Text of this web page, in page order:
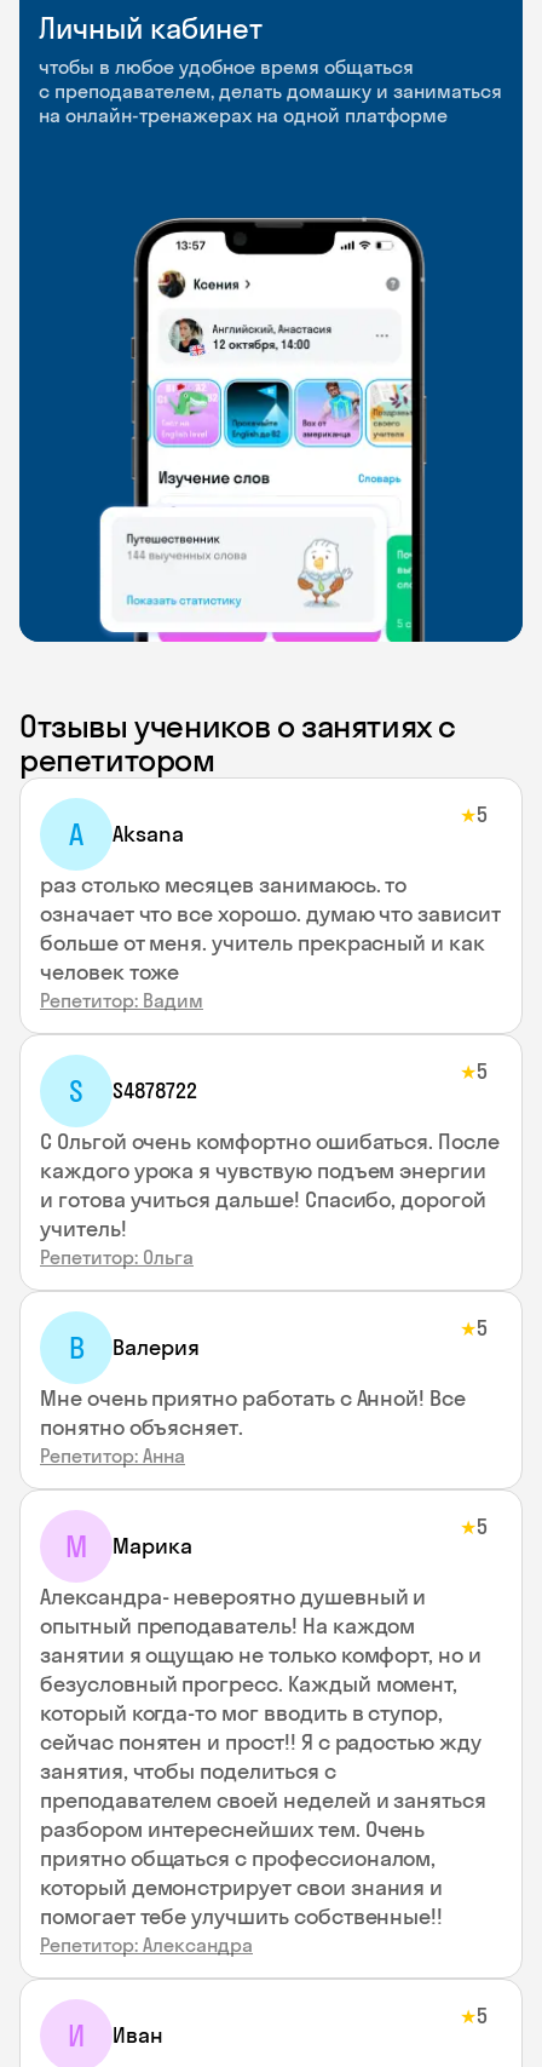
Личный кабинет
чтобы в любое удобное время общаться
с преподавателем, делать домашку и заниматься
на онлайн-тренажерах на одной платформе
Мобильное
приложение
чтобы заниматься и изучать новые слова где
и когда удобно
Разговорные клубы
и Talks
Групповые занятия для разговорной практики
и индивидуальные встречи с преподавателями
Отзывы учеников о занятиях с
репетитором
A Aksana
★5
раз столько месяцев занимаюсь. то
означает что все хорошо. думаю что зависит
больше от меня. учитель прекрасный и как
человек тоже
Репетитор: Вадим
S S4878722
★5
С Ольгой очень комфортно ошибаться. После
каждого урока я чувствую подъем энергии
и готова учиться дальше! Спасибо, дорогой
учитель!
Репетитор: Ольга
В Валерия
★5
Мне очень приятно работать с Анной! Все
понятно объясняет.
Репетитор: Анна
М Марика
★5
Александра- невероятно душевный и
опытный преподаватель! На каждом
занятии я ощущаю не только комфорт, но и
безусловный прогресс. Каждый момент,
который когда-то мог вводить в ступор,
сейчас понятен и прост!! Я с радостью жду
занятия, чтобы поделиться с
преподавателем своей неделей и заняться
разбором интереснейших тем. Очень
приятно общаться с профессионалом,
который демонстрирует свои знания и
помогает тебе улучшить собственные!!
Репетитор: Александра
И Иван
★5